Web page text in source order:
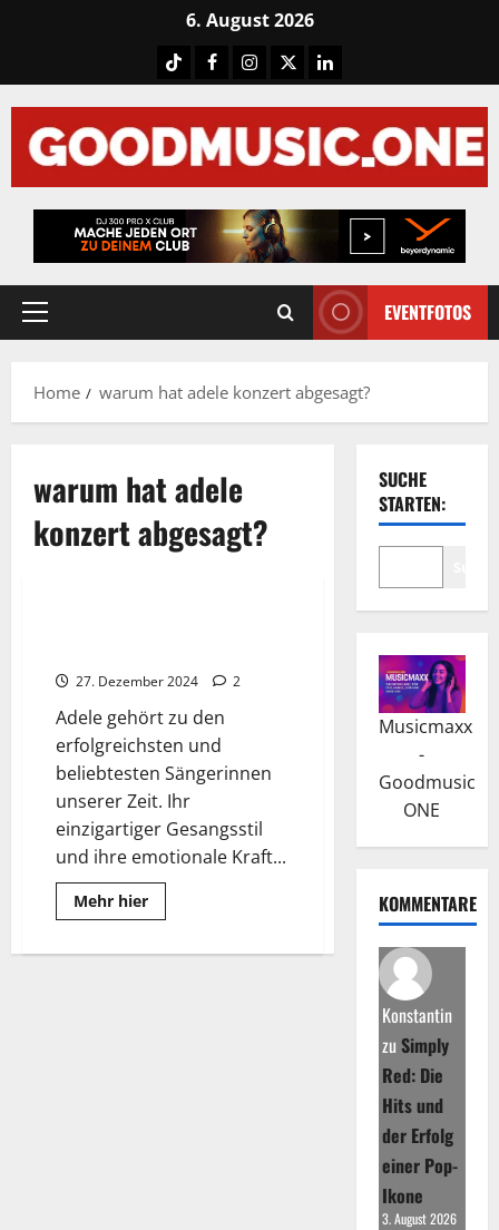
6. August 2026
TiktokFacebook
Instagram
X LinkedIN
Primary
EVENTFOTOS
Home warum hat adele konzert abgesagt?
warum hat adele
konzert abgesagt?
27. Dezember 2024 2
Adele gehört zu den
erfolgreichsten und
beliebtesten Sängerinnen
unserer Zeit. Ihr
einzigartiger Gesangsstil
und ihre emotionale Kraft...
Mehr hierRead
more
hat
SUCHE
STARTEN:
Musicmaxx
-
Goodmusic
ONE
KOMMENTARE
Konstantin
zu Simply
Red: Die
Hits und
der Erfolg
einer Pop-
Ikone
3. August 2026